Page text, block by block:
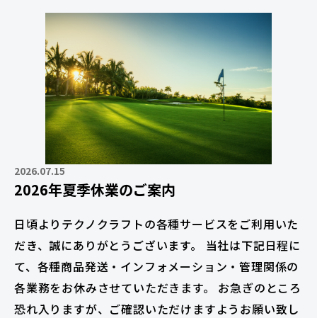
2026年夏季休業のご案内
2026.07.15
日頃よりテクノクラフトの各種サービスをご利用いた
だき、誠にありがとうございます。 当社は下記日程に
て、各種商品発送・インフォメーション・管理関係の
各業務をお休みさせていただきます。 お急ぎのところ
恐れ入りますが、ご確認いただけますようお願い致し